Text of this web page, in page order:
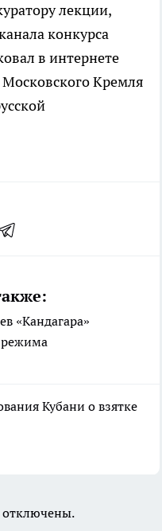
лекции,
конкурса
в интернете
Кремля
«Кандагара»
режима
Кубани о взятке
отключены.